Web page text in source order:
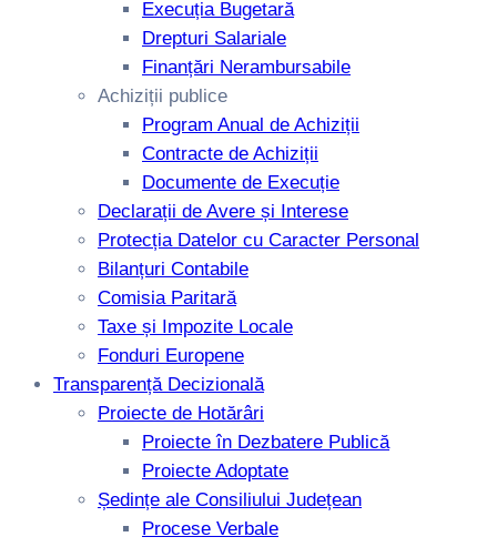
Execuția Bugetară
Drepturi Salariale
Finanțări Nerambursabile
Achiziții publice
Program Anual de Achiziții
Contracte de Achiziții
Documente de Execuție
Declarații de Avere și Interese
Protecția Datelor cu Caracter Personal
Bilanțuri Contabile
Comisia Paritară
Taxe și Impozite Locale
Fonduri Europene
Transparență Decizională
Proiecte de Hotărâri
Proiecte în Dezbatere Publică
Proiecte Adoptate
Ședințe ale Consiliului Județean
Procese Verbale